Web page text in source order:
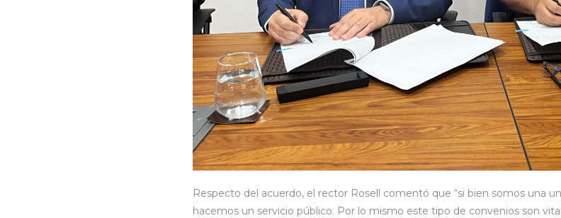
Respecto del acuerdo, el rector Rosell comentó que “si bien somos una
hacemos un servicio público. Por lo mismo este tipo de convenios son